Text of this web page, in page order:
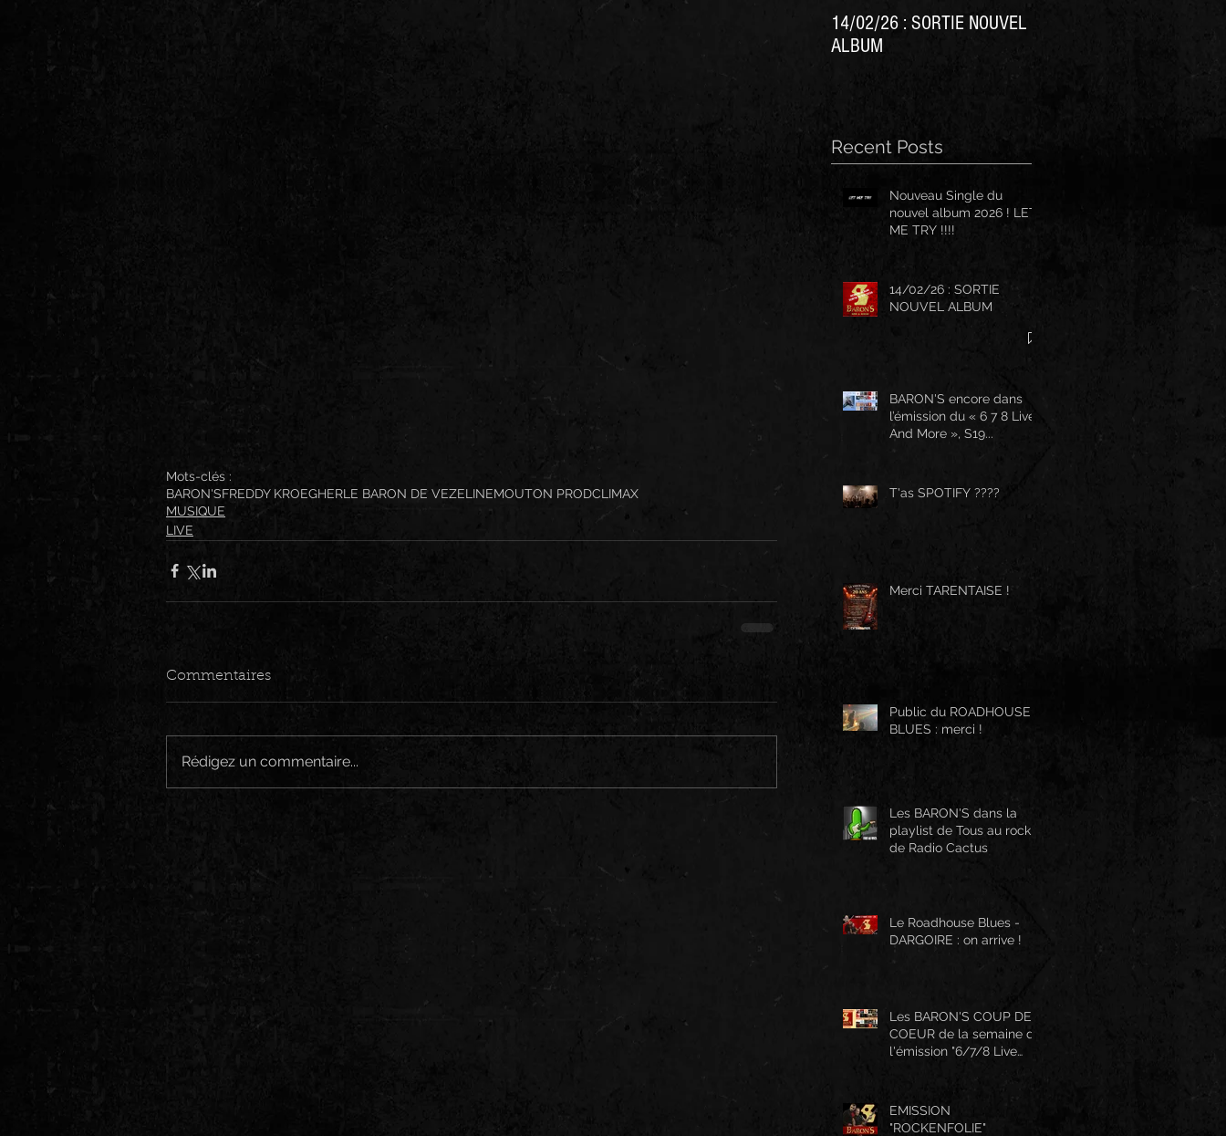
Mots-clés :
BARON'SFREDDY KROEGHERLE BARON DE VEZELINEMOUTON PRODCLIMAX
MUSIQUE
LIVE
Commentaires
Rédigez un commentaire...
14/02/26 : SORTIE NOUVEL
ALBUM
Recent Posts
Nouveau Single du
nouvel album 2026 ! LET
ME TRY !!!!
14/02/26 : SORTIE
NOUVEL ALBUM
BARON'S encore dans
l’émission du « 6 7 8 Live
And More », S19...
T'as SPOTIFY ????
Merci TARENTAISE !
Public du ROADHOUSE
BLUES : merci !
Les BARON'S dans la
playlist de Tous au rock
de Radio Cactus
Le Roadhouse Blues -
DARGOIRE : on arrive !
Les BARON'S COUP DE
COEUR de la semaine de
l'émission "6/7/8 Live
EMISSION
"ROCKENFOLIE"